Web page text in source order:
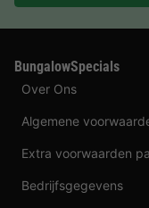
BungalowSpecials
Over Ons
Algemene
Extra voorwaarden
Bedrijfsgegevens